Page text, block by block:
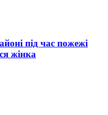
під час пожежі
жінка